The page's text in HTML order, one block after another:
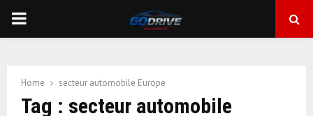
PRIMARY
Home secteur automobile Europe
Tag : secteur automobile